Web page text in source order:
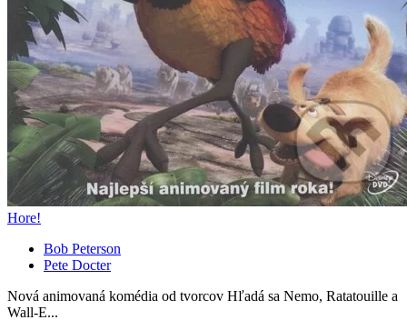
Hore!
Bob Peterson
Pete Docter
Nová animovaná komédia od tvorcov Hľadá sa Nemo, Ratatouille a
Wall-E...